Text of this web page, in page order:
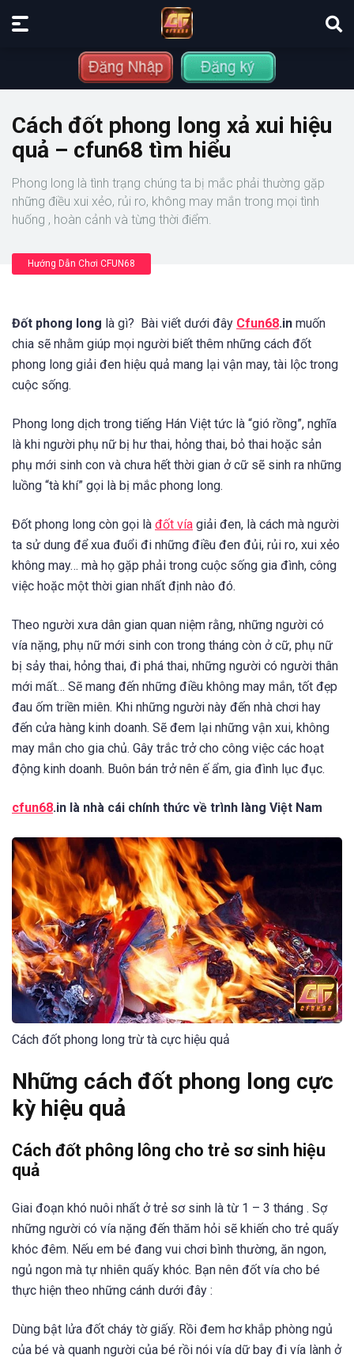
Cách đốt phong long xả xui hiệu
quả – cfun68 tìm hiểu
Phong long là tình trạng chúng ta bị mắc phải thường gặp
những điều xui xẻo, rủi ro, không may mắn trong mọi tình
huống , hoàn cảnh và từng thời điểm.
Hướng Dẫn Chơi CFUN68
Đốt phong long là gì? Bài viết dưới đây Cfun68.in muốn
chia sẽ nhằm giúp mọi người biết thêm những cách đốt
phong long giải đen hiệu quả mang lại vận may, tài lộc trong
cuộc sống.
Phong long dịch trong tiếng Hán Việt tức là “gió rồng”, nghĩa
là khi người phụ nữ bị hư thai, hỏng thai, bỏ thai hoặc sản
phụ mới sinh con và chưa hết thời gian ở cữ sẽ sinh ra những
luồng “tà khí” gọi là bị mắc phong long.
Đốt phong long còn gọi là đốt vía giải đen, là cách mà người
ta sử dung để xua đuổi đi những điều đen đủi, rủi ro, xui xẻo
không may… mà họ gặp phải trong cuộc sống gia đình, công
việc hoặc một thời gian nhất định nào đó.
Theo người xưa dân gian quan niệm rằng, những người có
vía nặng, phụ nữ mới sinh con trong tháng còn ở cữ, phụ nữ
bị sảy thai, hỏng thai, đi phá thai, những người có người thân
mới mất… Sẽ mang đến những điều không may mắn, tốt đẹp
đau ốm triền miên. Khi những người này đến nhà chơi hay
đến cửa hàng kinh doanh. Sẽ đem lại những vận xui, không
may mắn cho gia chủ. Gây trắc trở cho công việc các hoạt
động kinh doanh. Buôn bán trở nên ế ẩm, gia đình lục đục.
cfun68.in là nhà cái chính thức về trình làng Việt Nam
Cách đốt phong long trừ tà cực hiệu quả
Những cách đốt phong long cực
kỳ hiệu quả
Cách đốt phông lông cho trẻ sơ sinh hiệu
quả
Giai đoạn khó nuôi nhất ở trẻ sơ sinh là từ 1 – 3 tháng . Sợ
những người có vía nặng đến thăm hỏi sẽ khiến cho trẻ quấy
khóc đêm. Nếu em bé đang vui chơi bình thường, ăn ngon,
ngủ ngon mà tự nhiên quấy khóc. Bạn nên đốt vía cho bé
thực hiện theo những cánh dưới đây :
Dùng bật lửa đốt cháy tờ giấy. Rồi đem hơ khắp phòng ngủ
của bé và quanh người của bé rồi nói vía dữ bay đi vía lành ở